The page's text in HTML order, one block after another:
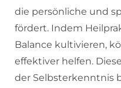
die persönliche und
fördert. Indem
Balance kultivieren,
effektiver helfen.
der Selbsterkenntnis